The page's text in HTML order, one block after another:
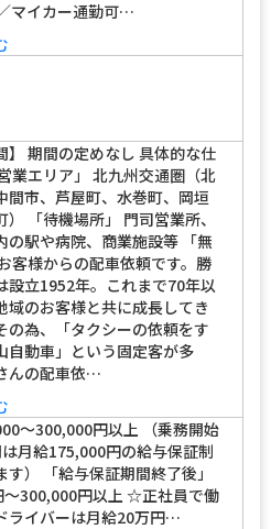
マイカー通勤可…
】 期間の定めなし 具体的な仕
業エリア」 北九州交通圏（北
間市、芦屋町、水巻町、岡垣
） 「待機場所」 門司営業所、
の駅や病院、商業施設等 「無
客様からの配車依頼です。勝
設立1952年。これまで70年以
域のお客様と共に成長してき
の為、「タクシーの依頼をす
自動車」という固定客が多
んの配車依…
～300,000円以上 （乗務開始
月給175,000円の給与保証制
す） 「給与保証期間終了後」
～300,000円以上 ☆正社員で働
ライバーは月給20万円…